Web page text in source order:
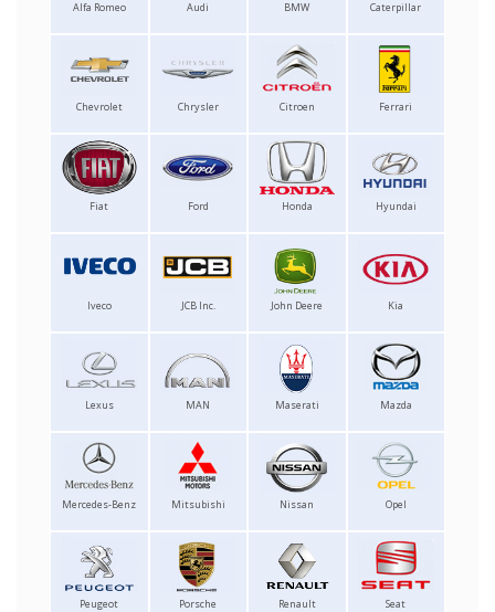
Alfa Romeo Audi BMW Caterpillar
Chevrolet Chrysler Citroen Ferrari
Fiat Ford Honda Hyundai
Iveco JCB Inc. John Deere Kia
Lexus MAN Maserati Mazda
Mercedes-Benz Mitsubishi Nissan Opel
Peugeot Porsche Renault Seat